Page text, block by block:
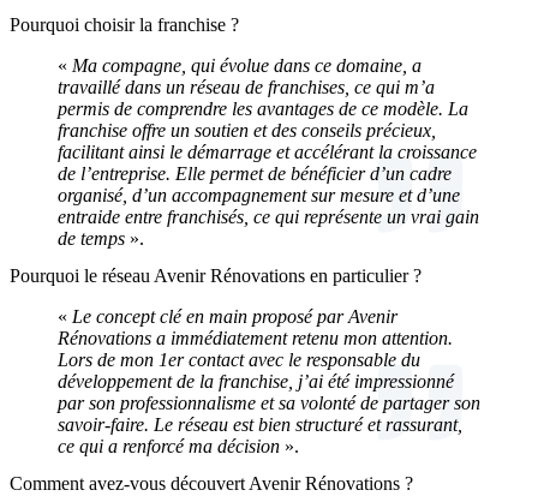
Pourquoi choisir la franchise ?
« Ma compagne, qui évolue dans ce domaine, a
travaillé dans un réseau de franchises, ce qui m’a
permis de comprendre les avantages de ce modèle. La
franchise offre un soutien et des conseils précieux,
facilitant ainsi le démarrage et accélérant la croissance
de l’entreprise. Elle permet de bénéficier d’un cadre
organisé, d’un accompagnement sur mesure et d’une
entraide entre franchisés, ce qui représente un vrai gain
de temps ».
Pourquoi le réseau Avenir Rénovations en particulier ?
« Le concept clé en main proposé par Avenir
Rénovations a immédiatement retenu mon attention.
Lors de mon 1er contact avec le responsable du
développement de la franchise, j’ai été impressionné
par son professionnalisme et sa volonté de partager son
savoir-faire. Le réseau est bien structuré et rassurant,
ce qui a renforcé ma décision ».
Comment avez-vous découvert Avenir Rénovations ?